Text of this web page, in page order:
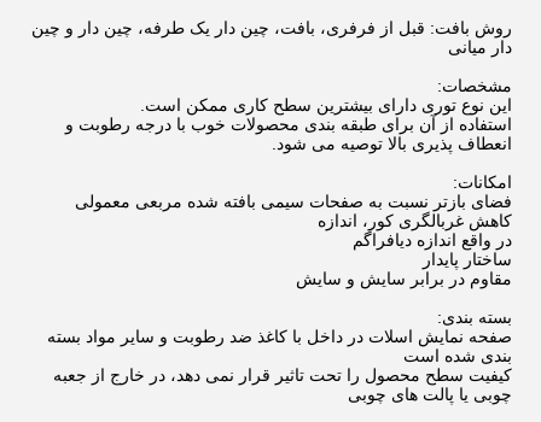
روش بافت: قبل از فرفری، بافت، چین دار یک طرفه، چین دار و چین
دار میانی
مشخصات:
این نوع توری دارای بیشترین سطح کاری ممکن است.
استفاده از آن برای طبقه بندی محصولات خوب با درجه رطوبت و
انعطاف پذیری بالا توصیه می شود.
امکانات:
فضای بازتر نسبت به صفحات سیمی بافته شده مربعی معمولی
کاهش غربالگری کور، اندازه
در واقع اندازه دیافراگم
ساختار پایدار
مقاوم در برابر سایش و سایش
بسته بندی:
صفحه نمایش اسلات در داخل با کاغذ ضد رطوبت و سایر مواد بسته
بندی شده است
کیفیت سطح محصول را تحت تاثیر قرار نمی دهد، در خارج از جعبه
چوبی یا پالت های چوبی